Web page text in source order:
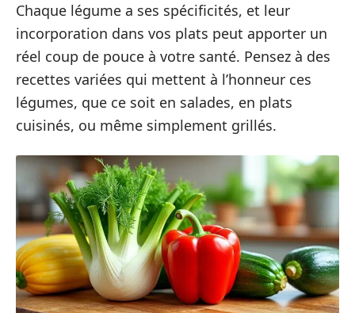
Chaque légume a ses spécificités, et leur
incorporation dans vos plats peut apporter un
réel coup de pouce à votre santé. Pensez à des
recettes variées qui mettent à l’honneur ces
légumes, que ce soit en salades, en plats
cuisinés, ou même simplement grillés.